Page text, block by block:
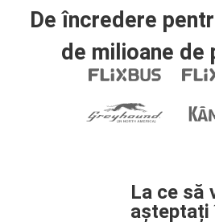
De încredere
de milioane de
La ce să
așteptați